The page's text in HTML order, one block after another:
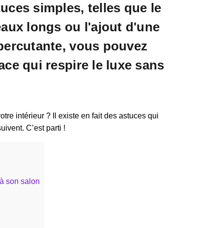
simples, telles que le
longs ou l'ajout d'une
vous pouvez
qui respire le luxe sans
intérieur ? Il existe en fait des astuces qui
C’est parti !
son salon